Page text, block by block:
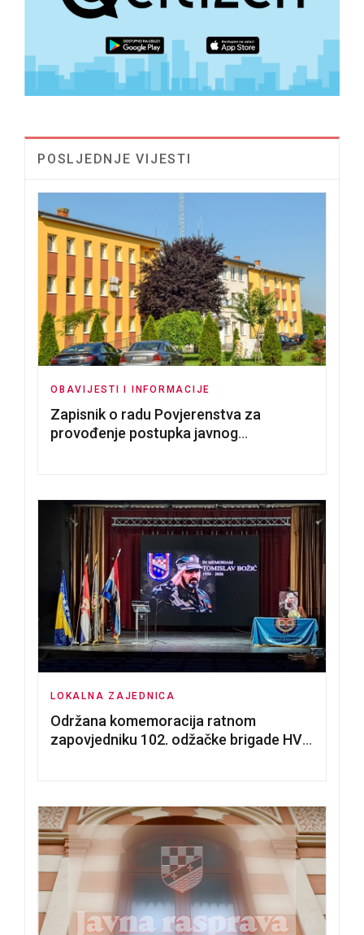
POSLJEDNJE VIJESTI
OBAVIJESTI I INFORMACIJE
Zapisnik o radu Povjerenstva za
provođenje postupka javnog
LOKALNA ZAJEDNICA
Održana komemoracija ratnom
zapovjedniku 102. odžačke brigade HVO